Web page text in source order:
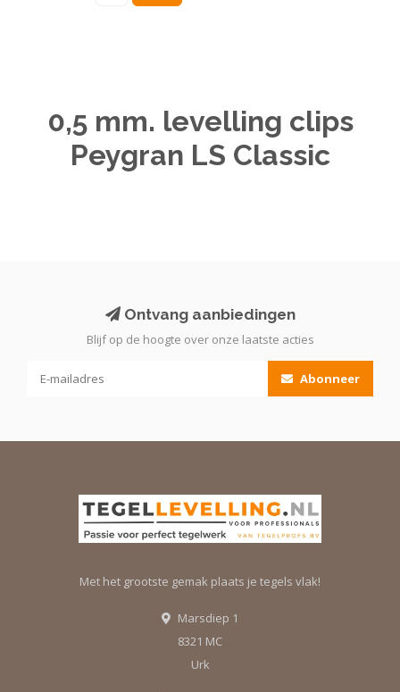
0,5 mm. levelling clips
Peygran LS Classic
Ontvang aanbiedingen
Blijf op de hoogte over onze laatste acties
Abonneer
Met het grootste gemak plaats je tegels vlak!
Marsdiep 1
8321 MC
Urk